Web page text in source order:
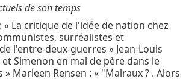
de son temps
« La critique de l'idée de nation chez
surréalistes et
l'entre-deux-guerres » Jean-Louis
et Simenon en mal de père dans le
Marleen Rensen : « "Malraux ? . Alors